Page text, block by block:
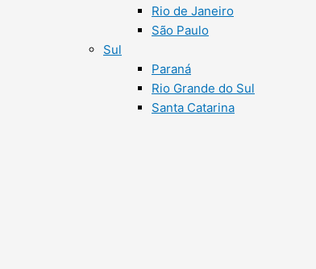
Rio de Janeiro
São Paulo
Sul
Paraná
Rio Grande do Sul
Santa Catarina